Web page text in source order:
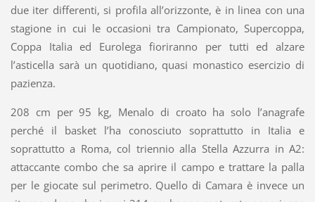
due iter differenti, si profila all’orizzonte, è in linea con una
stagione in cui le occasioni tra Campionato, Supercoppa,
Coppa Italia ed Eurolega fioriranno per tutti ed alzare
l’asticella sarà un quotidiano, quasi monastico esercizio di
pazienza.
208 cm per 95 kg, Menalo di croato ha solo l’anagrafe
perché il basket l’ha conosciuto soprattutto in Italia e
soprattutto a Roma, col triennio alla Stella Azzurra in A2:
attaccante combo che sa aprire il campo e trattare la palla
per le giocate sul perimetro. Quello di Camara è invece un